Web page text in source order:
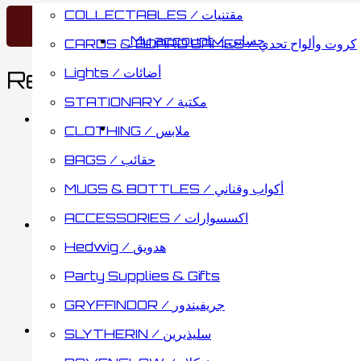
My account / حسابي
COLLECTABLES / مقتنيات
CARDS & BOARD GAMES / كروت وألواح تحدي
Lights / أضائات
STATIONARY / مكتبة
CLOTHING / ملابس
BAGS / حقائب
MUGS & BOTTLES / أكواب وقناني
ACCESSORIES / اكسسوارات
Hedwig / هدويق
Party Supplies & Gifts
GRYFFINDOR / جريفيندور
SLYTHERIN / سليذيرين
Related products
Hedwig Cloud Pillow
Add to cart
kids red terno short
د.ك3.50 Select options